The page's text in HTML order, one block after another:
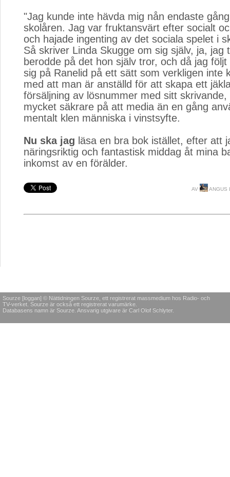
"Jag kunde inte hävda mig nån endaste
skolåren. Jag var fruktansvärt efter socialt
och hajade ingenting av det sociala spelet i
Så skriver Linda Skugge om sig själv, ja, jag
berodde på det hon själv tror, och då jag
sig på Ranelid på ett sätt som verkligen inte
med att man är anställd för att skapa ett
försäljning av lösnummer med sitt
mycket säkrare på att media än en gång
mentalt klen människa i vinstsyfte.
Nu ska jag läsa en bra bok istället, efter att
näringsriktig och fantastisk middag åt mina
inkomst av en förälder.
AV ANGUS
Sourze [loggan] © Nättidningen Sourze, ett registrerat massmedium hos Radio- och
TV-verket. Sourze är också ett registrerat varumärke.
Databasens namn är Sourze. Ansvarig utgivare är Carl Olof Schlyter.